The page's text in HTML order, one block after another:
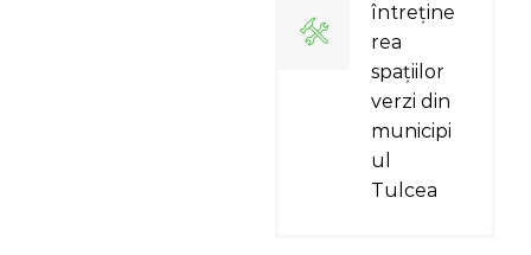
întreține
rea
spațiilor
verzi din
municipi
ul
Tulcea